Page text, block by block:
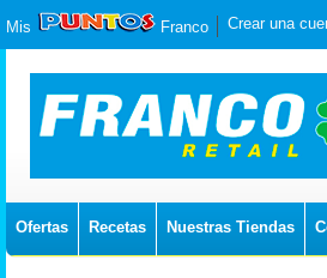
Mis Franco Crear una
Ofertas Recetas Nuestras Tiendas